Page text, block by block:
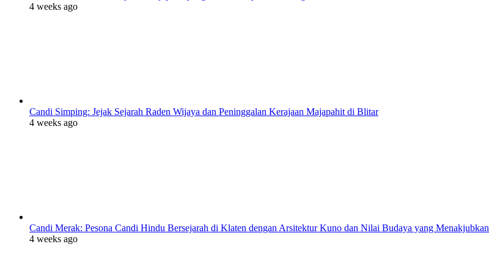
4 weeks ago
Candi Simping: Jejak Sejarah Raden Wijaya dan Peninggalan Kerajaan Majapahit di Blitar
4 weeks ago
Candi Merak: Pesona Candi Hindu Bersejarah di Klaten dengan Arsitektur Kuno dan Nilai Budaya yang Menakjubkan
4 weeks ago